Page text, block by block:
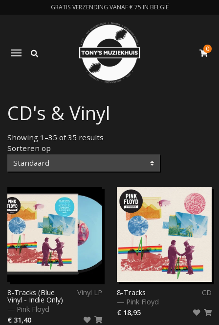
GRATIS VERZENDING VANAF € 75 IN BELGIË
Toggle navigation 0
CD's & Vinyl
Showing 1–35 of 35 results
Sorteren op
Vinyl LP
8-Tracks (Blue
Vinyl - Indie Only)
— Pink Floyd
€ 31,40
CD
8-Tracks
— Pink Floyd
€ 18,95